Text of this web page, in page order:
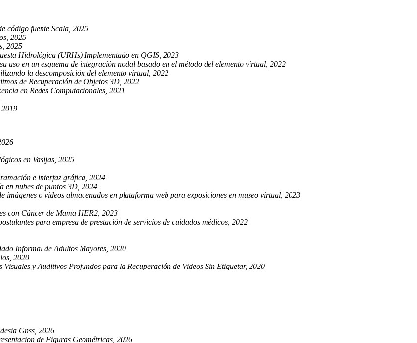
código fuente Scala, 2025
2025
2025
Hidrológica (URHs) Implementado en QGIS, 2023
en un esquema de integración nodal basado en el método del elemento virtual, 2022
la descomposición del elemento virtual, 2022
de Recuperación de Objetos 3D, 2022
en Redes Computacionales, 2021
en Vasijas, 2025
e interfaz gráfica, 2024
en nubes de puntos 3D, 2024
o videos almacenados en plataforma web para exposiciones en museo virtual, 2023
con Cáncer de Mama HER2, 2023
para empresa de prestación de servicios de cuidados médicos, 2022
Informal de Adultos Mayores, 2020
2020
y Auditivos Profundos para la Recuperación de Videos Sin Etiquetar, 2020
Gnss, 2026
de Figuras Geométricas, 2026